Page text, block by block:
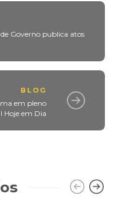
Governo publica atos
BLOG
em pleno
Hoje em Dia